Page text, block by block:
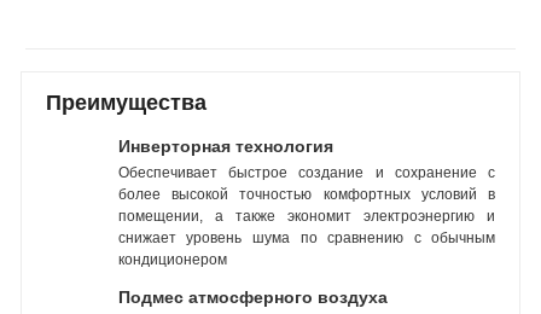
Преимущества
Инверторная технология
Обеспечивает быстрое создание и сохранение с
более высокой точностью комфортных условий в
помещении, а также экономит электроэнергию и
снижает уровень шума по сравнению с обычным
кондиционером
Подмес атмосферного воздуха